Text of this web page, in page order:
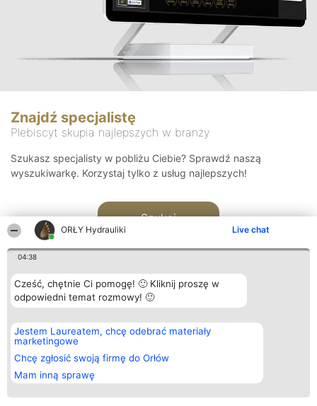
ORŁY Hydrauliki Live chat
04:38
Cześć, chętnie Ci pomogę! 🙂 Kliknij proszę w
odpowiedni temat rozmowy! 🙂
Jestem Laureatem, chcę odebrać materiały
marketingowe
Chcę zgłosić swoją firmę do Orłów
Mam inną sprawę
Znajdź specjalistę
Plebiscyt skupia najlepszych w branży
Szukasz specjalisty w pobliżu Ciebie? Sprawdź naszą
wyszukiwarkę. Korzystaj tylko z usług najlepszych!
Szukaj
Organizator plebiscytu
Bright Side Solutions sp. z o.
o. sp. k.
ul. Ruska 22
Wrocław 50-079
KRS 0000749100 | Regon
381313360 | NIP 8943132676
Plebiscyt
Laureaci
wszystkich
Laureatów
Regulamin
Kontakt
Kontakt